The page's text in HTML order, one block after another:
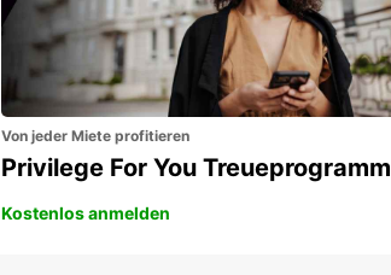
Von jeder Miete profitieren
Privilege For You Treueprogramm
Kostenlos anmelden